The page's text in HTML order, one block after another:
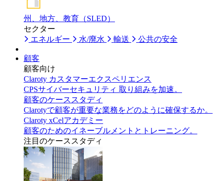
州、地方、教育（SLED）
セクター
エネルギー
水/廃水 輸送 公共の安全
顧客
顧客向け
Claroty カスタマーエクスペリエンス
CPSサイバーセキュリティ 取り組みを加速。
顧客のケーススタディ
Clarotyで顧客が重要な業務をどのように確保するか。
Claroty xCelアカデミー
顧客のためのイネーブルメントとトレーニング。
注目のケーススタディ